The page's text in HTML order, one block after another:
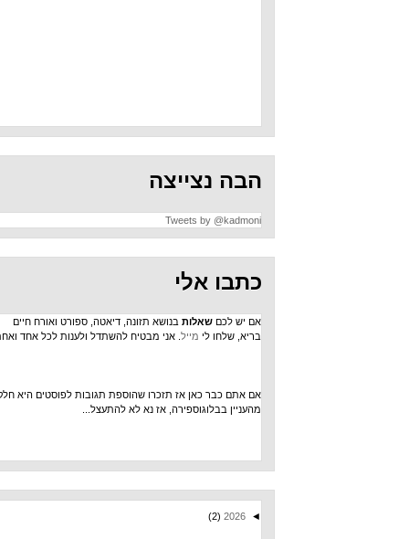
הבה נצייצה
Tweets by @kadmoni
כתבו אלי
שאלותבנושא תזונה, דיאטה, ספורט ואורח חיים
מייל. אני מבטיח להשתדל ולענות לכל אחד ואחת.
אם אתם כבר כאן אז תזכרו שהוספת תגובות לפוסטים היא חלק
מהעניין בבלוגוספירה, אז נא לא להתעצל...